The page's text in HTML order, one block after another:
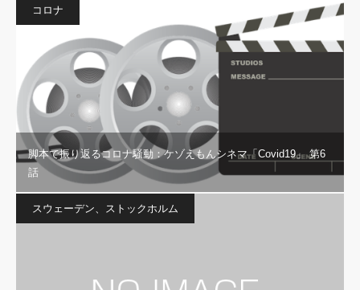
コロナ
脚本で振り返るコロナ騒動：ケゾえもんシネマ「Covid19」 第6
話
スウェーデン、ストックホルム